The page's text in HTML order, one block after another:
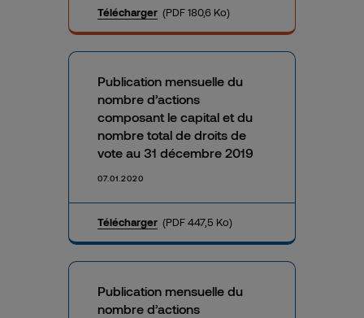
Télécharger (PDF 180,6 Ko)
Publication mensuelle du
nombre d’actions
composant le capital et du
nombre total de droits de
vote au 31 décembre 2019
07.01.2020
Télécharger (PDF 447,5 Ko)
Publication mensuelle du
nombre d’actions